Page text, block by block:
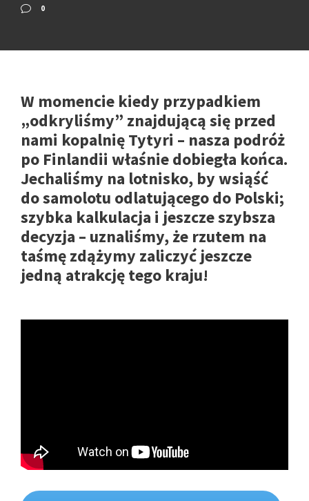
0
W momencie kiedy przypadkiem
„odkryliśmy” znajdującą się przed
nami kopalnię Tytyri – nasza podróż
po Finlandii właśnie dobiegła końca.
Jechaliśmy na lotnisko, by wsiąść
do samolotu odlatującego do Polski;
szybka kalkulacja i jeszcze szybsza
decyzja – uznaliśmy, że rzutem na
taśmę zdążymy zaliczyć jeszcze
jedną atrakcję tego kraju!